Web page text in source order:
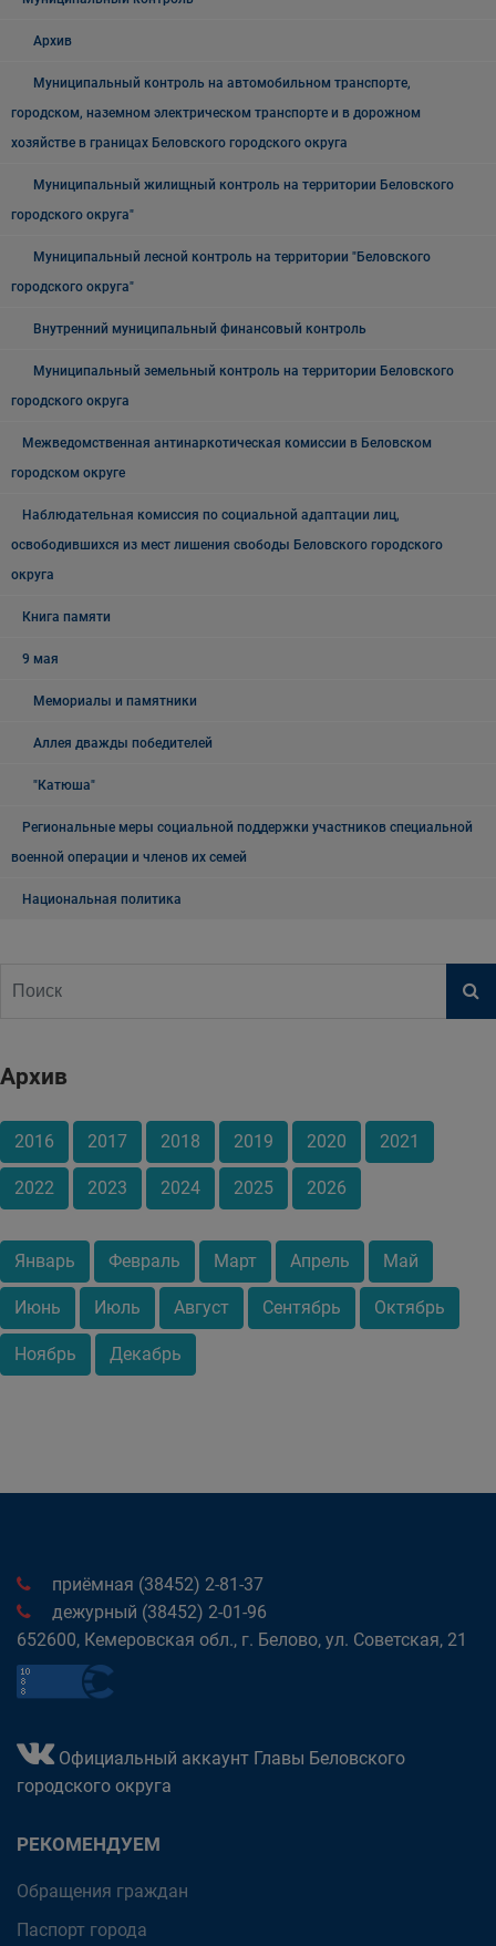
Архив
Муниципальный контроль на автомобильном транспорте,
городском, наземном электрическом транспорте и в дорожном
хозяйстве в границах Беловского городского округа
Муниципальный жилищный контроль на территории Беловского
городского округа"
Муниципальный лесной контроль на территории "Беловского
городского округа"
Внутренний муниципальный финансовый контроль
Муниципальный земельный контроль на территории Беловского
городского округа
Межведомственная антинаркотическая комиссии в Беловском
городском округе
Наблюдательная комиссия по социальной адаптации лиц,
освободившихся из мест лишения свободы Беловского городского
округа
Книга памяти
9 мая
Мемориалы и памятники
Аллея дважды победителей
"Катюша"
Региональные меры социальной поддержки участников специальной
военной операции и членов их семей
Национальная политика
Архив
2016 2017 2018 2019 2020 2021
2022 2023 2024 2025 2026
Январь Февраль Март Апрель Май
Июнь Июль Август Сентябрь Октябрь
Ноябрь Декабрь
приёмная (38452) 2-81-37
дежурный (38452) 2-01-96
652600, Кемеровская обл., г. Белово, ул. Советская, 21
Официальный аккаунт Главы Беловского
городского округа
РЕКОМЕНДУЕМ
Обращения граждан
Паспорт города